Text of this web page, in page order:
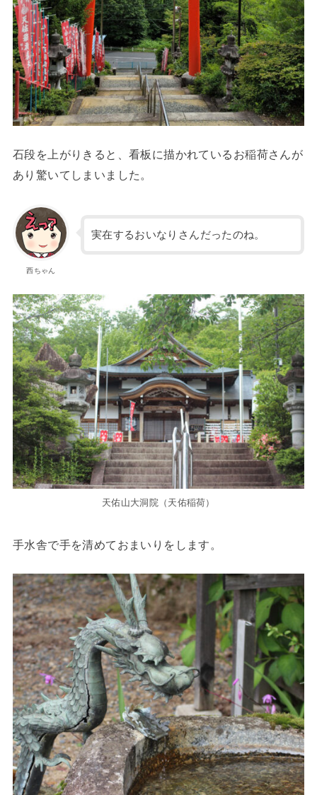
石段を上がりきると、看板に描かれているお稲荷さんが
あり驚いてしまいました。
西ちゃん
実在するおいなりさんだったのね。
天佑山大洞院（天佑稲荷）
手水舎で手を清めておまいりをします。